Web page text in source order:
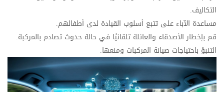
التكاليف.
مساعدة الآباء على تتبع أسلوب القيادة لدى أطفالهم.
قم بإخطار الأصدقاء والعائلة تلقائيًا في حالة حدوث تصادم بالمركبة.
التنبؤ باحتياجات صيانة المركبات ومنعها.